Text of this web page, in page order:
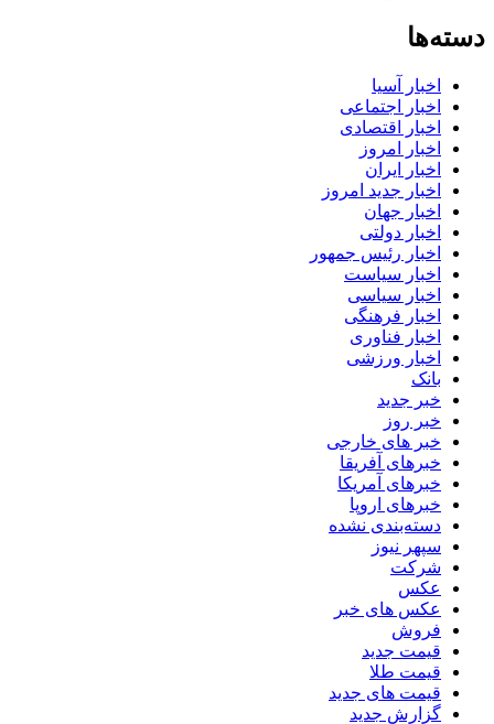
دسته‌ها
اخبار آسیا
اخبار اجتماعی
اخبار اقتصادی
اخبار امروز
اخبار ایران
اخبار جدید امروز
اخبار جهان
اخبار دولتی
اخبار رئیس جمهور
اخبار سیاست
اخبار سیاسی
اخبار فرهنگی
اخبار فناوری
اخبار ورزشی
بانک
خبر جدید
خبر روز
خبر های خارجی
خبرهای آفریقا
خبرهای آمریکا
خبرهای اروپا
دسته‌بندی نشده
سپهر نیوز
شرکت
عکس
عکس های خبر
فروش
قیمت جدید
قیمت طلا
قیمت های جدید
گزارش جدید